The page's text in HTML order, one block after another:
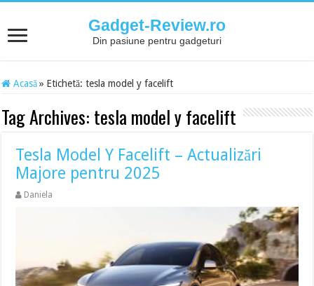
Gadget-Review.ro
Din pasiune pentru gadgeturi
Acasă » Etichetă:tesla model y facelift
Tag Archives: tesla model y facelift
Tesla Model Y Facelift – Actualizări
Majore pentru 2025
Daniela